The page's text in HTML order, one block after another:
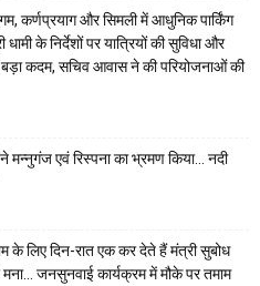
कर्णप्रयाग और सिमली में आधुनिक पार्किंग
के निर्देशों पर यात्रियों की सुविधा और
कदम, सचिव आवास ने की परियोजनाओं की
एवं रिस्पना का भ्रमण किया… नदी
के लिए दिन-रात एक कर देते हैं मंत्री सुबोध
जनसुनवाई कार्यक्रम में मौके पर तमाम